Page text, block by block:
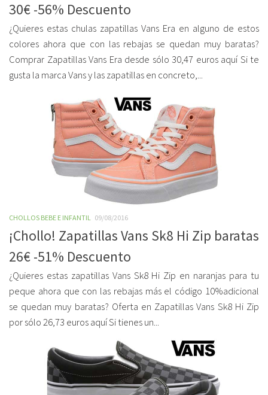
30€ -56% Descuento
¿Quieres estas chulas zapatillas Vans Era en alguno de estos
colores ahora que con las rebajas se quedan muy baratas?
Comprar Zapatillas Vans Era desde sólo 30,47 euros aquí Si te
gusta la marca Vans y las zapatillas en concreto,...
CHOLLOS BEBE E INFANTIL 09/08/2016
¡Chollo! Zapatillas Vans Sk8 Hi Zip baratas
26€ -51% Descuento
¿Quieres estas zapatillas Vans Sk8 Hi Zip en naranjas para tu
peque ahora que con las rebajas más el código 10%adicional
se quedan muy baratas? Oferta en Zapatillas Vans Sk8 Hi Zip
por sólo 26,73 euros aquí Si tienes un...